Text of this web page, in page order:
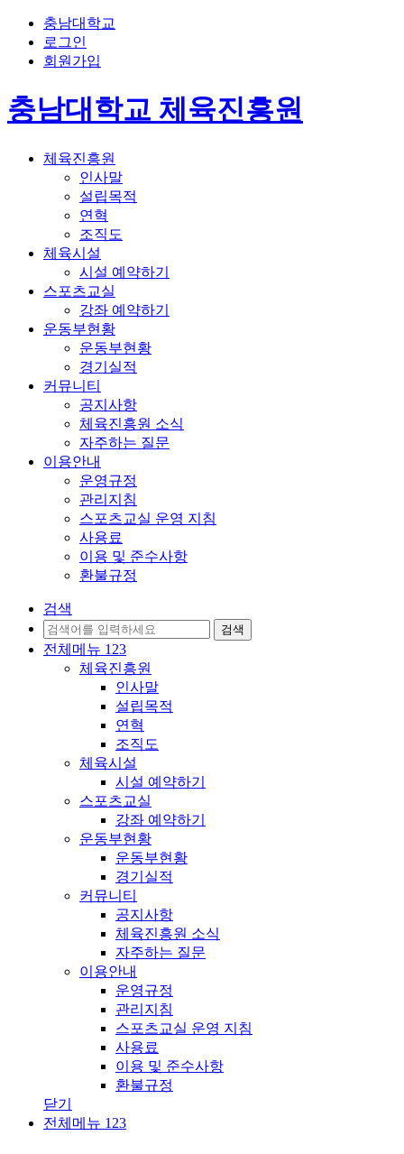
충남대학교
로그인
회원가입
충남대학교 체육진흥원
체육진흥원
인사말
설립목적
연혁
조직도
체육시설
시설 예약하기
스포츠교실
강좌 예약하기
운동부현황
운동부현황
경기실적
커뮤니티
공지사항
체육진흥원 소식
자주하는 질문
이용안내
운영규정
관리지침
스포츠교실 운영 지침
사용료
이용 및 준수사항
환불규정
검색
전체메뉴 1 23
체육진흥원
인사말
설립목적
연혁
조직도
체육시설
시설 예약하기
스포츠교실
강좌 예약하기
운동부현황
운동부현황
경기실적
커뮤니티
공지사항
체육진흥원 소식
자주하는 질문
이용안내
운영규정
관리지침
스포츠교실 운영 지침
사용료
이용 및 준수사항
환불규정
닫기
전체메뉴 1 23